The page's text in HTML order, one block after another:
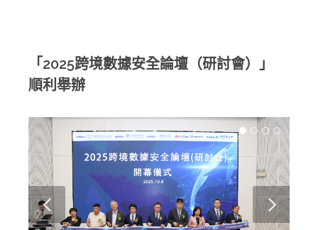
「2025跨境數據安全論壇（研討會）」
順利舉辦